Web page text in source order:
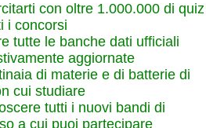
con oltre 1.000.000 di quiz
i concorsi
tutte le banche dati ufficiali
aggiornate
di materie e di batterie di
cui studiare
tutti i nuovi bandi di
a cui puoi partecipare